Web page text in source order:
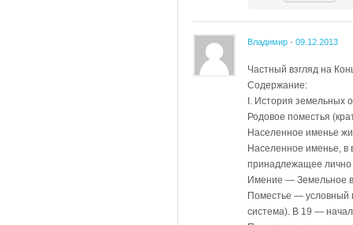
Владимир - 09.12.2013
Частный взгляд на
Содержание:
I. История земельных
Родовое поместья
Населенное именье
Населенное именье, в
принадлежащее
Имение — Земельное
Поместье — условный
система). В 19 —